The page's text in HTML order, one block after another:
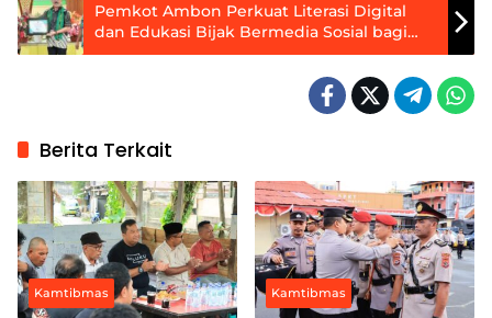
Pemkot Ambon Perkuat Literasi Digital
dan Edukasi Bijak Bermedia Sosial bagi
Pelajar
Berita Terkait
Kamtibmas Kamtibmas